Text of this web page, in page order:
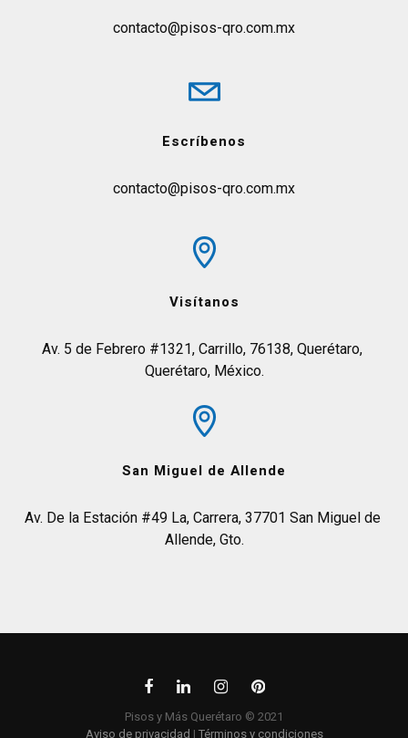
contacto@pisos-qro.com.mx
Escríbenos
contacto@pisos-qro.com.mx
Visítanos
Av. 5 de Febrero #1321, Carrillo, 76138, Querétaro,
Querétaro, México.
San Miguel de Allende
Av. De la Estación #49 La, Carrera, 37701 San Miguel de
Allende, Gto.
Pisos y Más Querétaro © 2021
Aviso de privacidad | Términos y condiciones